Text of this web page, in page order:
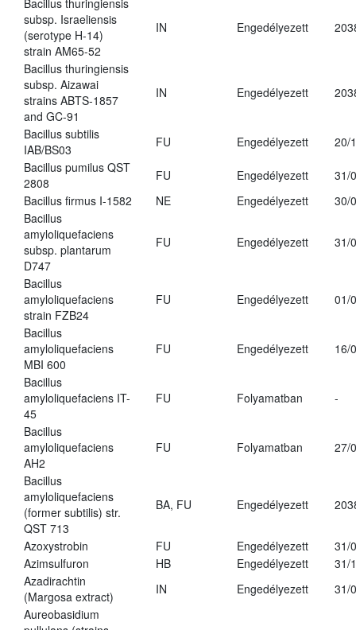
Bacillus thuringiensis
subsp. Israeliensis
(serotype H-14)
strain AM65-52
IN Engedélyezett
Bacillus thuringiensis
subsp. Aizawai
strains ABTS-1857
and GC-91
IN Engedélyezett
Bacillus subtilis
IAB/BS03
FU Engedélyezett
20/
Bacillus pumilus QST
2808
FU Engedélyezett
31/
Bacillus firmus I-1582
NE Engedélyezett
30/
Bacillus
amyloliquefaciens
subsp. plantarum
D747
FU Engedélyezett 31/
Bacillus
amyloliquefaciens
strain FZB24
FU Engedélyezett 01/
Bacillus
amyloliquefaciens
MBI 600
FU Engedélyezett 16/
Bacillus
amyloliquefaciens IT-
45
FU Folyamatban -
Bacillus
amyloliquefaciens
AH2
FU Folyamatban 27/
Bacillus
amyloliquefaciens
(former subtilis) str.
QST 713
BA, FU Engedélyezett
Azoxystrobin FU Engedélyezett
31/
Azimsulfuron
HB Engedélyezett
31/
Azadirachtin
(Margosa extract)
IN Engedélyezett
31/
Aureobasidium